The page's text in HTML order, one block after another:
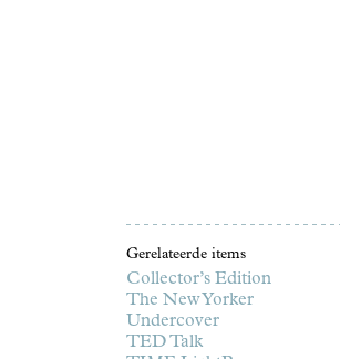
Gerelateerde items
Collector’s Edition
The New Yorker
Undercover
TED Talk